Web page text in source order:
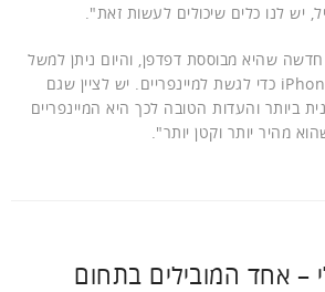
יש לנו כלים שיכולים לעשות זאת".
חדשה שהיא מבוססת דפדפן, והיום ניתן למשל
להשתמש ב-iPad וב-iPhone כדי לגשת למיינפריים. יש לציין שגם
ביותר והעדות הטובה לכך היא המיינפריים
– אחד המובילים בתחום